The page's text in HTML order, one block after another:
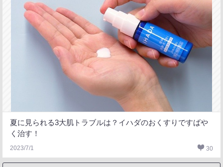
夏に見られる3大肌トラブルは？イハダのおくすりですばや
く治す！
2023/7/1 30